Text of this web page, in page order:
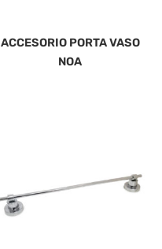
ACCESORIO PORTA VASO
NOA